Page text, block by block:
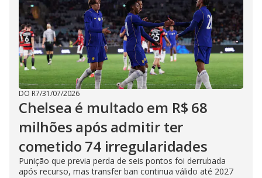
DO R7/31/07/2026
Chelsea é multado em R$ 68
milhões após admitir ter
cometido 74 irregularidades
Punição que previa perda de seis pontos foi derrubada
após recurso, mas transfer ban continua válido até 2027